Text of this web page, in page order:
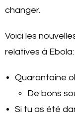
changer.
Voici les
relatives à Ebola:
Quarantaine
De bons
Si tu as été